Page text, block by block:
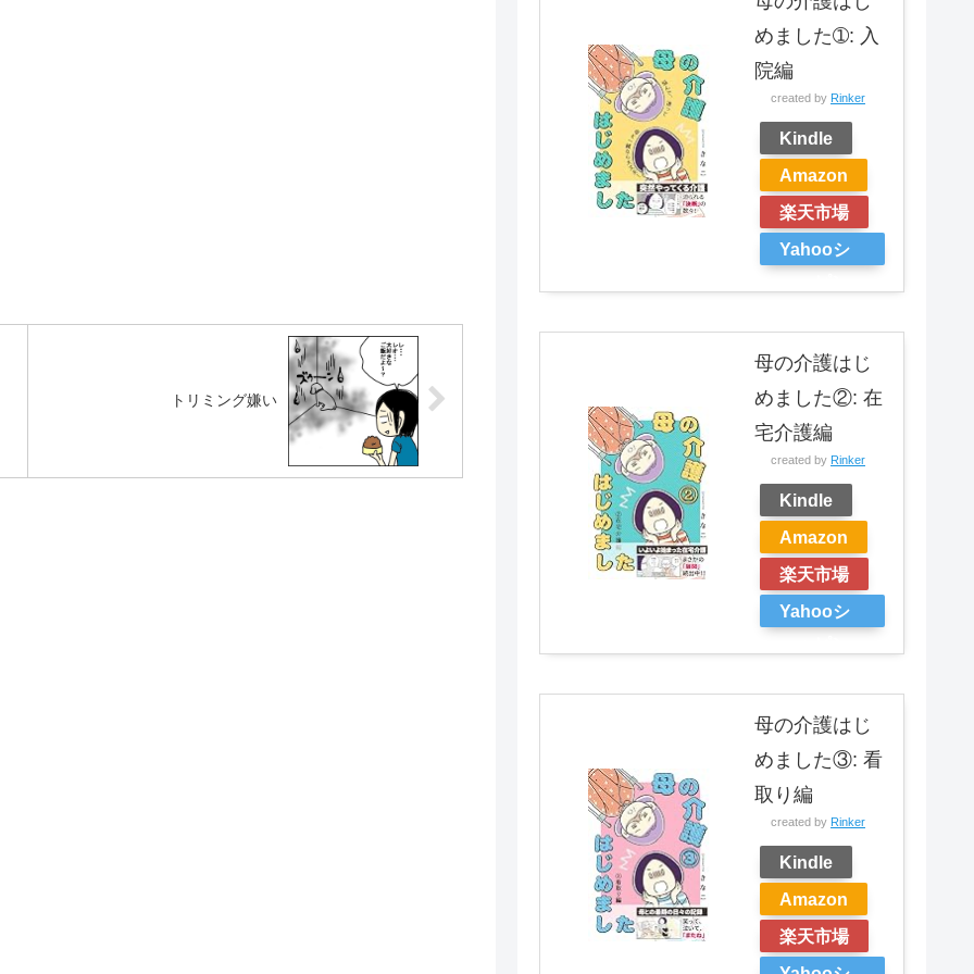
トリミング嫌い
めました➀: 入
院編
created by Rinker
Kindle
Amazon
楽天市場
Yahooシ
母の介護はじ
めました②: 在
宅介護編
created by Rinker
Kindle
Amazon
楽天市場
Yahooシ
母の介護はじ
めました③: 看
取り編
created by Rinker
Kindle
Amazon
楽天市場